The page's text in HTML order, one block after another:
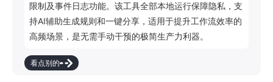
限制及事件日志功能。该工具全部本地运行保障隐私，支
持AI辅助生成规则和一键分享，适用于提升工作流效率的
高频场景，是无需手动干预的极简生产力利器。
看点别的